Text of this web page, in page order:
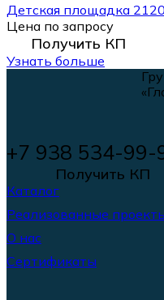
Детская площадка
Цена по запросу
Получить КП
Узнать больше
+7 938 534-99-
Получить КП
Каталог
Реализованные
О нас
Сертификаты